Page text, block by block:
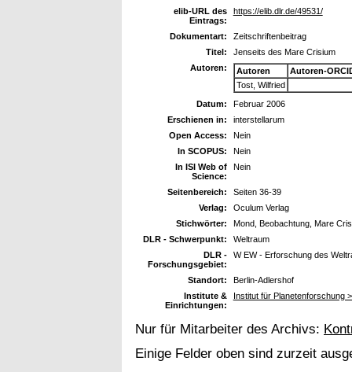
elib-URL des
Eintrags:
https://elib.dlr.de/49531/
Dokumentart:
Zeitschriftenbeitrag
Titel:
Jenseits des Mare Crisium
Autoren:
Autoren
Autoren-
Tost, Wilfried
Datum:
Februar 2006
Erschienen in:
interstellarum
Open Access:
Nein
In SCOPUS:
Nein
In ISI Web of
Science:
Nein
Seitenbereich:
Seiten 36-39
Verlag:
Oculum Verlag
Stichwörter:
Mond, Beobachtung, Mare
DLR - Schwerpunkt:
Weltraum
DLR -
Forschungsgebiet:
W EW - Erforschung des
Standort:
Berlin-Adlershof
Institute &
Einrichtungen:
Institut für Planetenforschung
Nur für Mitarbeiter des Archivs:
Einige Felder oben sind zurzeit